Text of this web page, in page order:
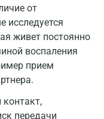
от
исследуется
живет постоянно
воспаления
прием
передачи